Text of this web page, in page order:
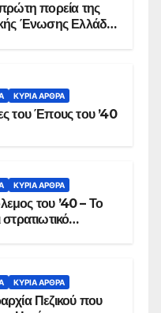
πορεία της
Ένωσης Ελλάδος
ΚΥΡΙΑ ΑΡΘΡΑ
του Έπους του ’40
ΚΥΡΙΑ ΑΡΘΡΑ
του ’40 – Το
ΚΥΡΙΑ ΑΡΘΡΑ
Πεζικού που